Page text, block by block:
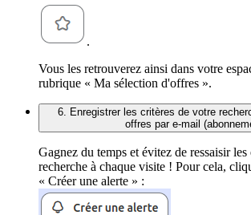
.
Vous les retrouverez ainsi dans votre
rubrique « Ma sélection d'offres ».
6. Enregistrer les critères de votre
offres par e-mail
Gagnez du temps et évitez de ressaisir
recherche à chaque visite ! Pour cela,
« Créer une alerte » :